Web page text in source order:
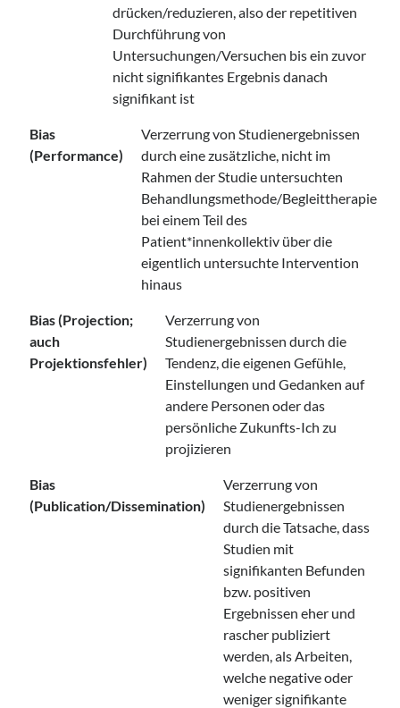
drücken/reduzieren, also der repetitiven
Durchführung von
Untersuchungen/Versuchen bis ein zuvor
nicht signifikantes Ergebnis danach
signifikant ist
Bias
(Performance)
Verzerrung von Studienergebnissen
durch eine zusätzliche, nicht im
Rahmen der Studie untersuchten
Behandlungsmethode/Begleittherapie
bei einem Teil des
Patient*innenkollektiv über die
eigentlich untersuchte Intervention
hinaus
Bias (Projection;
auch
Projektionsfehler)
Verzerrung von
Studienergebnissen durch die
Tendenz, die eigenen Gefühle,
Einstellungen und Gedanken auf
andere Personen oder das
persönliche Zukunfts-Ich zu
projizieren
Bias
(Publication/Dissemination)
Verzerrung von
Studienergebnissen
durch die Tatsache, dass
Studien mit
signifikanten Befunden
bzw. positiven
Ergebnissen eher und
rascher publiziert
werden, als Arbeiten,
welche negative oder
weniger signifikante